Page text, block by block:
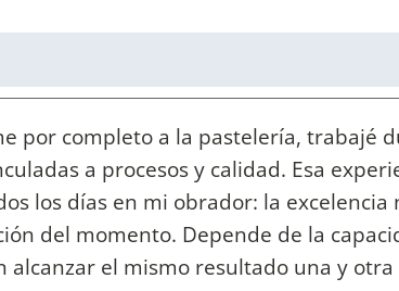
por completo a la pastelería, trabajé
a procesos y calidad. Esa
los días en mi obrador: la excelencia
del momento. Depende de la
alcanzar el mismo resultado una y otra